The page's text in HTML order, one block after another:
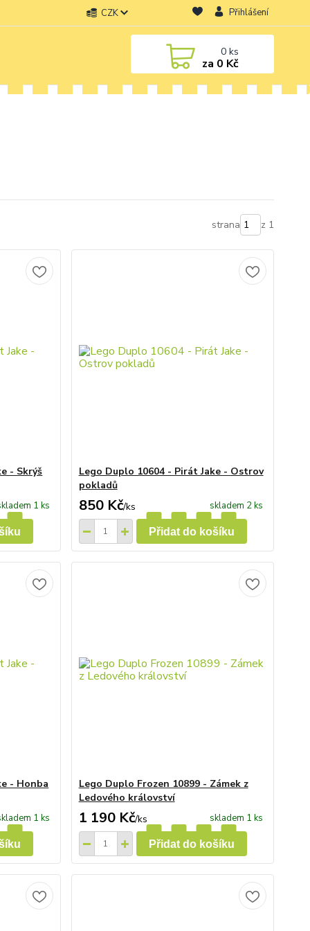
CZK Přihlášení
0ks
za 0 Kč
strana z 1
- Skrýš
1 ks
Lego Duplo 10604 - Pirát Jake - Ostrov
pokladů
850 Kč/ks skladem 2 ks
Přidat do košíku
- Honba
1 ks
Lego Duplo Frozen 10899 - Zámek z
Ledového království
1 190 Kč/ks skladem 1 ks
Přidat do košíku